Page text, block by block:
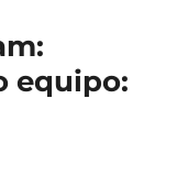
equipo: